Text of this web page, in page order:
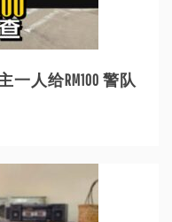
人给RM100 警队